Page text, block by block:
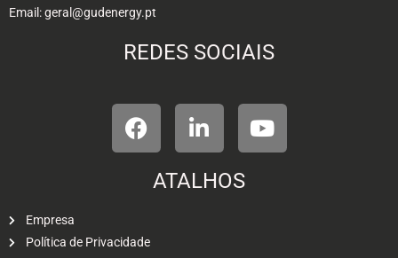
Email: geral@gudenergy.pt
REDES SOCIAIS
ATALHOS
Empresa
Política de Privacidade